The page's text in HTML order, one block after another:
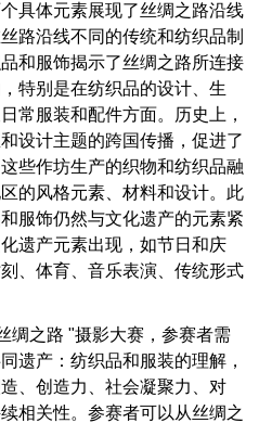
User
account
menu
登录
具体元素展现了丝绸之路沿线
路沿线不同的传统和纺织品制
和服饰揭示了丝绸之路所连接
特别是在纺织品的设计、生
常服装和配件方面。历史上，
设计主题的跨国传播，促进了
些作坊生产的织物和纺织品融
的风格元素、材料和设计。此
服饰仍然与文化遗产的元素紧
遗产元素出现，如节日和庆
、体育、音乐表演、传统形式
绸之路 "摄影大赛，参赛者需
遗产：纺织品和服装的理解，
、创造力、社会凝聚力、对
相关性。参赛者可以从丝绸之